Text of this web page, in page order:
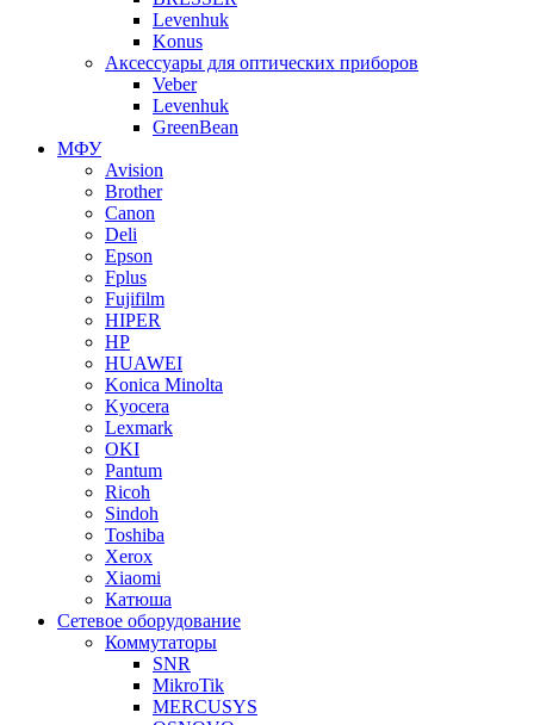
Levenhuk
Konus
Аксессуары для оптических приборов
Veber
Levenhuk
GreenBean
МФУ
Avision
Brother
Canon
Deli
Epson
Fplus
Fujifilm
HIPER
HP
HUAWEI
Konica Minolta
Kyocera
Lexmark
OKI
Pantum
Ricoh
Sindoh
Toshiba
Xerox
Xiaomi
Катюша
Сетевое оборудование
Коммутаторы
SNR
MikroTik
MERCUSYS